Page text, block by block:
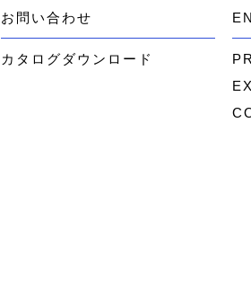
お問い合わせ
カタログダウンロード
EN